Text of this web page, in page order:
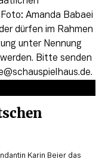
Karin Beier das